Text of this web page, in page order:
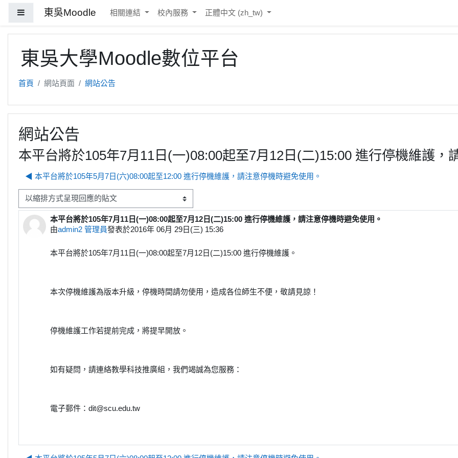
東吳Moodle 相關連結 校內服務 正體中文 ‎(zh_tw)‎
東吳大學Moodle數位平台
首頁 網站頁面 網站公告
網站公告
本平台將於105年7月11日(一)08:00起至7月12日(二)15:00 進行停機維護，
◀︎ 本平台將於105年5月7日(六)08:00起至12:00 進行停機維護，請注意停機時避免使用。
顯示模式
本平台將於105年7月11日(一)08:00起至7月12日(二)15:00 進行停機維護，請注意停機時避免使用。
由admin2 管理員發表於2016年 06月 29日(三) 15:36
Number of replies: 0
本平台將於105年7月11日(一)08:00起至7月12日(二)15:00 進行停機維護。
本次停機維護為版本升級，停機時間請勿使用，造成各位師生不便，敬請見諒！
停機維護工作若提前完成，將提早開放。
如有疑問，請連絡教學科技推廣組，我們竭誠為您服務：
電子郵件：dit@scu.edu.tw